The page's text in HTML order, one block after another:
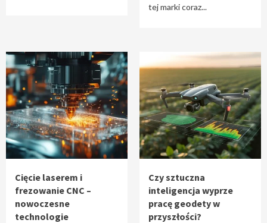
Cięcie laserem i frezowanie CNC –
4
Czy sztuczna inteligencja wyprze pracę
geodety w przyszłości?
5
Tworzenie aplikacji internetowych – jak
powstają nowoczesne rozwiązania cyfrowe
tej marki coraz...
Cięcie laserem i
frezowanie CNC –
nowoczesne
technologie
Czy sztuczna
inteligencja wyprze
pracę geodety w
przyszłości?